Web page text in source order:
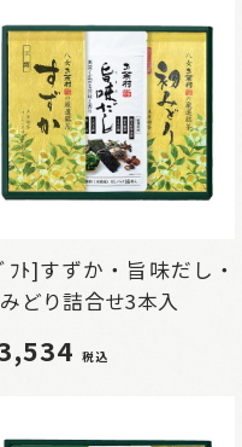
ﾌﾄ]すずか・旨味だし・
どり詰合せ3本入
税込